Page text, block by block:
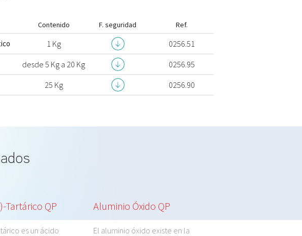
Contenido F. seguridad Ref.
1 Kg 0256.51
desde 5 Kg a 20 Kg 0256.95
25 Kg 0256.90
Tartárico QP
es un ácido
Aluminio Óxido QP
El aluminio óxido existe en la